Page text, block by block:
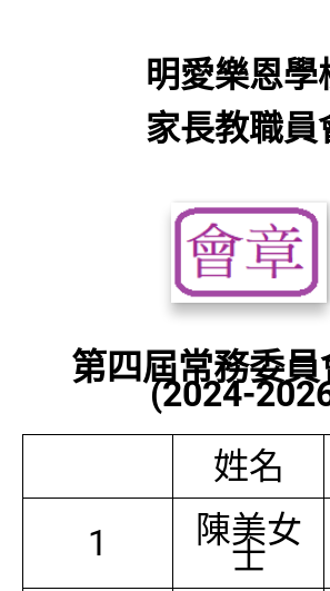
明愛樂恩學
家長教職員
第四屆常務委
(2024-
姓名
1
陳美女
士